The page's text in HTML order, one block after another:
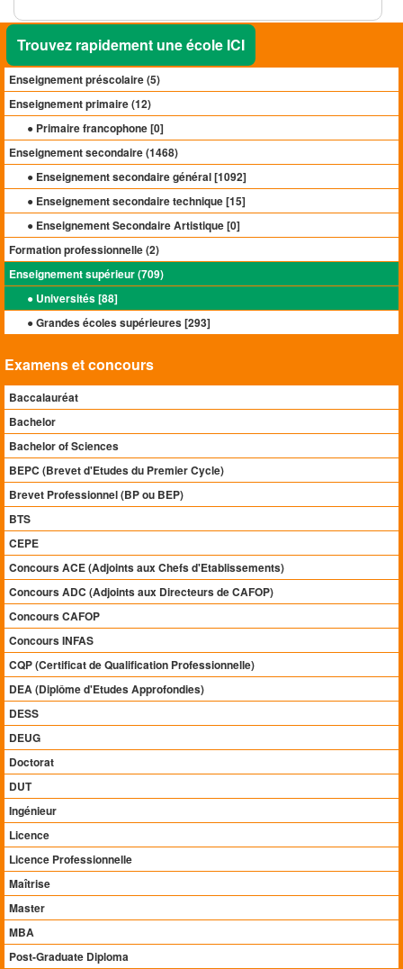
Trouvez rapidement une école ICI
Enseignement préscolaire (5)
Enseignement primaire (12)
● Primaire francophone [0]
Enseignement secondaire (1468)
● Enseignement secondaire général [1092]
● Enseignement secondaire technique [15]
● Enseignement Secondaire Artistique [0]
Formation professionnelle (2)
Enseignement supérieur (709)
● Universités [88]
● Grandes écoles supérieures [293]
Examens et concours
Baccalauréat
Bachelor
Bachelor of Sciences
BEPC (Brevet d'Etudes du Premier Cycle)
Brevet Professionnel (BP ou BEP)
BTS
CEPE
Concours ACE (Adjoints aux Chefs d'Etablissements)
Concours ADC (Adjoints aux Directeurs de CAFOP)
Concours CAFOP
Concours INFAS
CQP (Certificat de Qualification Professionnelle)
DEA (Diplôme d'Etudes Approfondies)
DESS
DEUG
Doctorat
DUT
Ingénieur
Licence
Licence Professionnelle
Maîtrise
Master
MBA
Post-Graduate Diploma